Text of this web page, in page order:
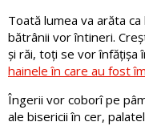
Toată lumea va arăta
bătrânii vor întineri.
și răi, toți se vor înfățișa
hainele în care au fost
Îngerii vor coborî pe
ale bisericii în cer,